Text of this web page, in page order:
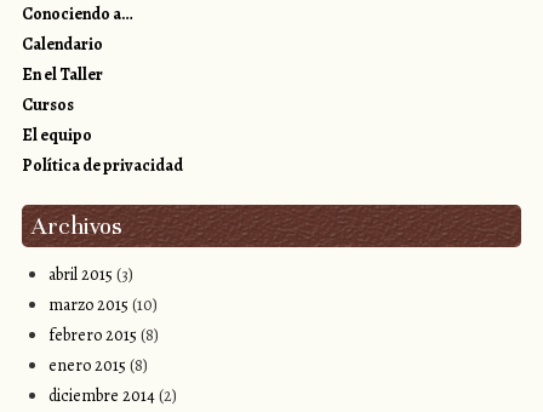
Conociendo a…
Calendario
En el Taller
Cursos
El equipo
Política de privacidad
Archivos
abril 2015 (3)
marzo 2015 (10)
febrero 2015 (8)
enero 2015 (8)
diciembre 2014(2)